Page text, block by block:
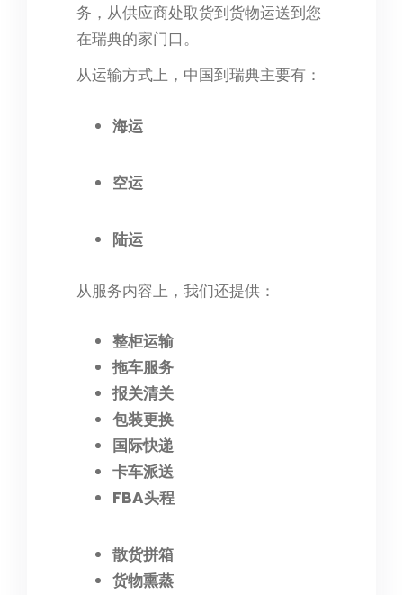
务，从供应商处取货到货物运送到您
在瑞典的家门口。
从运输方式上，中国到瑞典主要有：
海运
空运
陆运
从服务内容上，我们还提供：
整柜运输
拖车服务
报关清关
包装更换
国际快递
卡车派送
FBA头程
散货拼箱
货物熏蒸